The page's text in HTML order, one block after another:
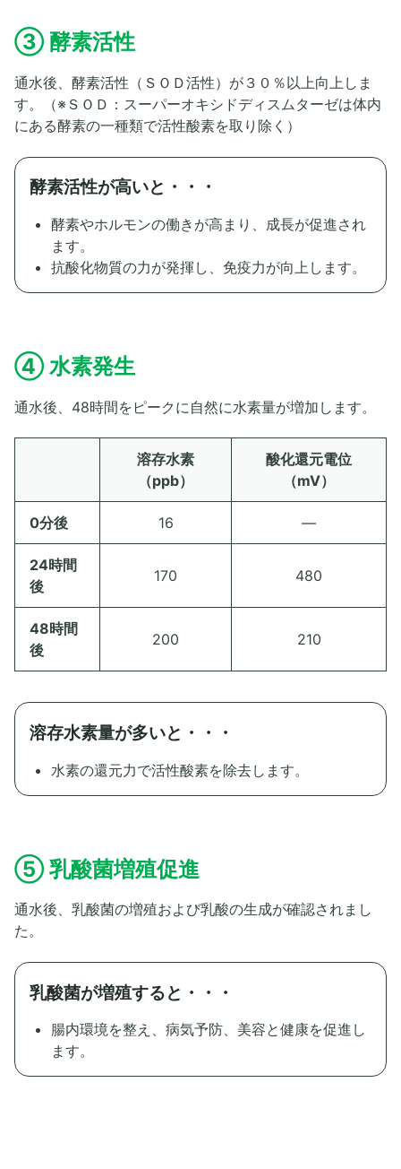
③ 酵素活性
通水後、酵素活性（ＳＯＤ活性）が３０％以上向上しま
す。（※ＳＯＤ：スーパーオキシドディスムターゼは体内
にある酵素の一種類で活性酸素を取り除く）
酵素活性が高いと・・・
酵素やホルモンの働きが高まり、成長が促進され
ます。
抗酸化物質の力が発揮し、免疫力が向上します。
④ 水素発生
通水後、48時間をピークに自然に水素量が増加します。
溶存水素
（ppb）
酸化還元電位
（mV）
0分後 16 ―
24時間
後
170 480
48時間
後
200 210
溶存水素量が多いと・・・
水素の還元力で活性酸素を除去します。
⑤ 乳酸菌増殖促進
通水後、乳酸菌の増殖および乳酸の生成が確認されまし
た。
乳酸菌が増殖すると・・・
腸内環境を整え、病気予防、美容と健康を促進し
ます。